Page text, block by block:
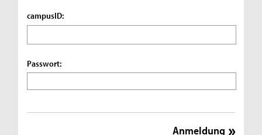
campusID:
Passwort: